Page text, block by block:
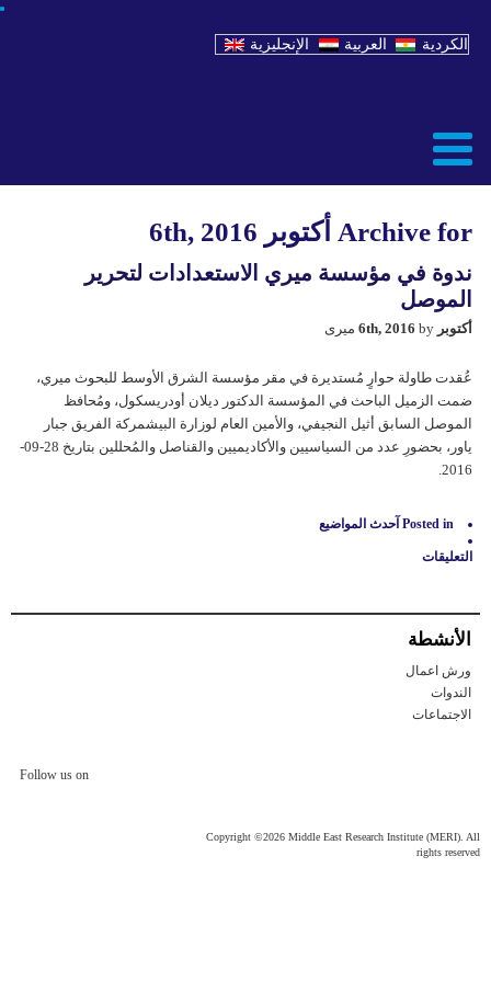
الإنجليزية العربية الكردية
Archive for أكتوبر 6th, 2016
ندوة في مؤسسة ميري الاستعدادات لتحرير
الموصل
أكتوبر 6th, 2016 by میری
عُقدت طاولة حوارٍ مُستديرة في مقر مؤسسة الشرق الأوسط للبحوث ميري،
ضمت الزميل الباحث في المؤسسة الدكتور ديلان أودريسكول، ومُحافظ
الموصل السابق أثيل النجيفي، والأمين العام لوزارة البيشمركة الفريق جبار
ياور، بحضورِ عدد من السياسيين والأكاديميين والقناصل والمُحللين بتاريخ 28-09-
2016.
Posted in آحدث المواضيع
التعليقات
ميري
لتحرير
الموصل
مغلقة
الأنشطة
ورش اعمال
الندوات
الاجتماعات
Follow us on
Copyright ©2026 Middle East Research Institute (MERI). All
rights reserved